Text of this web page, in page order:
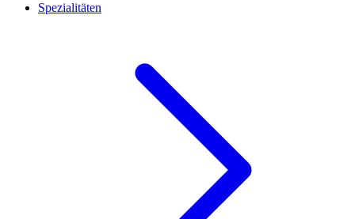
Spezialitäten